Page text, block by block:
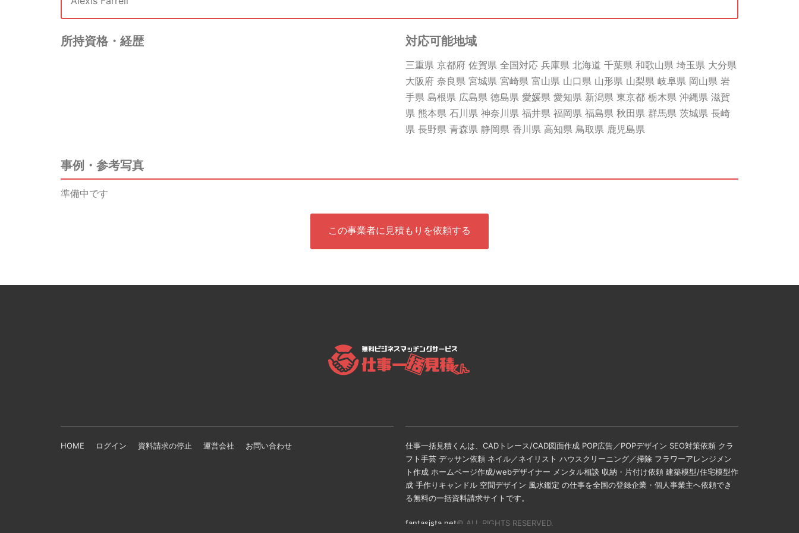
所持資格・経歴 対応可能地域
三重県 京都府 佐賀県 全国対応 兵庫県 北海道 千葉県 和歌山県 埼玉県 大分県
大阪府 奈良県 宮城県 宮崎県 富山県 山口県 山形県 山梨県 岐阜県 岡山県 岩
手県 島根県 広島県 徳島県 愛媛県 愛知県 新潟県 東京都 栃木県 沖縄県 滋賀
県 熊本県 石川県 神奈川県 福井県 福岡県 福島県 秋田県 群馬県 茨城県 長崎
県 長野県 青森県 静岡県 香川県 高知県 鳥取県 鹿児島県
事例・参考写真
準備中です
この事業者に見積もりを依頼する
HOME ログイン 資料請求の停止 運営会社 お問い合わせ
仕事一括見積くんは、CADトレース/CAD図面作成 POP広告／POPデザイン SEO対策依頼 クラ
フト手芸 デッサン依頼 ネイル／ネイリスト ハウスクリーニング／掃除 フラワーアレンジメン
ト作成 ホームページ作成/webデザイナー メンタル相談 収納・片付け依頼 建築模型/住宅模型作
成 手作りキャンドル 空間デザイン 風水鑑定 の仕事を全国の登録企業・個人事業主へ依頼でき
る無料の一括資料請求サイトです。
fantasista.net© ALL RIGHTS RESERVED.